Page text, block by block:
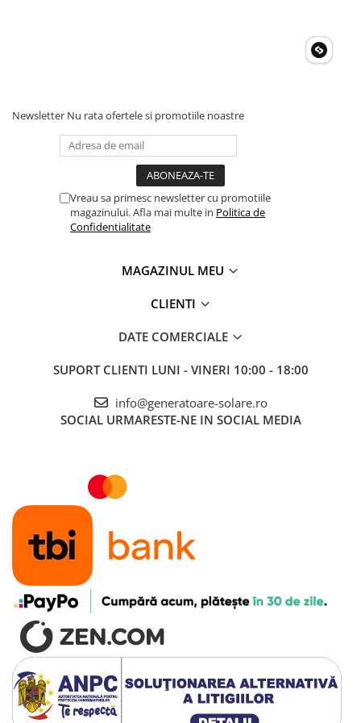
Camere Termice
Newsletter Nu rata ofertele si promotiile noastre
Vreau sa primesc newsletter cu promotiile
magazinului. Afla mai multe in Politica de
Confidentialitate
MAGAZINUL MEU
CLIENTI
DATE COMERCIALE
SUPORT CLIENTI LUNI - VINERI 10:00 - 18:00
info@generatoare-solare.ro
SOCIAL URMARESTE-NE IN SOCIAL MEDIA